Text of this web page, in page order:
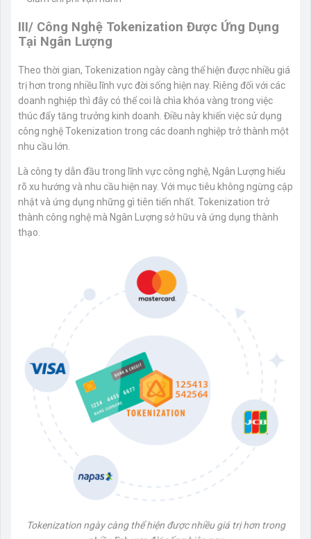
III/ Công Nghệ Tokenization Được Ứng Dụng
Tại Ngân Lượng
Theo thời gian, Tokenization ngày càng thể hiện được nhiều giá
trị hơn trong nhiều lĩnh vực đời sống hiện nay. Riêng đối với các
doanh nghiệp thì đây có thể coi là chìa khóa vàng trong việc
thúc đẩy tăng trưởng kinh doanh. Điều này khiến việc sử dụng
công nghệ Tokenization trong các doanh nghiệp trở thành một
nhu cầu lớn.
Là công ty dẫn đầu trong lĩnh vực công nghệ, Ngân Lượng hiểu
rõ xu hướng và nhu cầu hiện nay. Với mục tiêu không ngừng cập
nhật và ứng dụng những gì tiên tiến nhất. Tokenization trở
thành công nghệ mà Ngân Lượng sở hữu và ứng dụng thành
thạo.
Tokenization ngày càng thể hiện được nhiều giá trị hơn trong